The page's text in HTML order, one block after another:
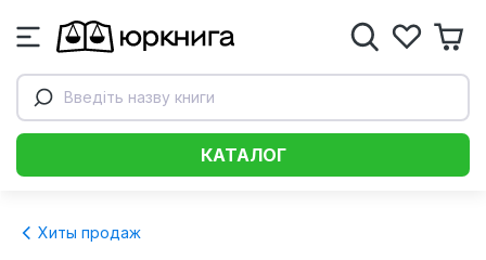
Введіть назву книги
КАТАЛОГ
Хиты продаж